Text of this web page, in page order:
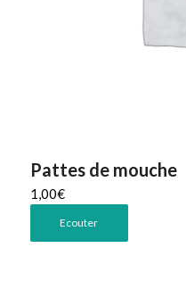
Pattes de mouche
1,00€
Ecouter